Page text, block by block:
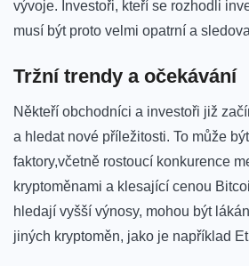
vývoje. Investoři, kteří se​ rozhodli⁢
musí být ‍proto‌ velmi opatrní ‌a⁢
Tržní trendy ⁢a očekávání
Někteří obchodníci a ​investoři již⁢
a⁣ hledat nové​ příležitosti. To‍ může
faktory,včetně ⁢rostoucí⁢ konkurence
kryptoměnami a klesající cenou
hledají vyšší výnosy, mohou být​
jiných kryptoměn, jako je ⁤například